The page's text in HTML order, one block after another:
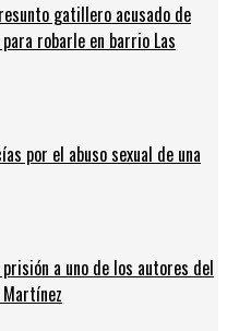
gatillero acusado de
robarle en barrio Las
por el abuso sexual de una
prisión a uno de los autores del